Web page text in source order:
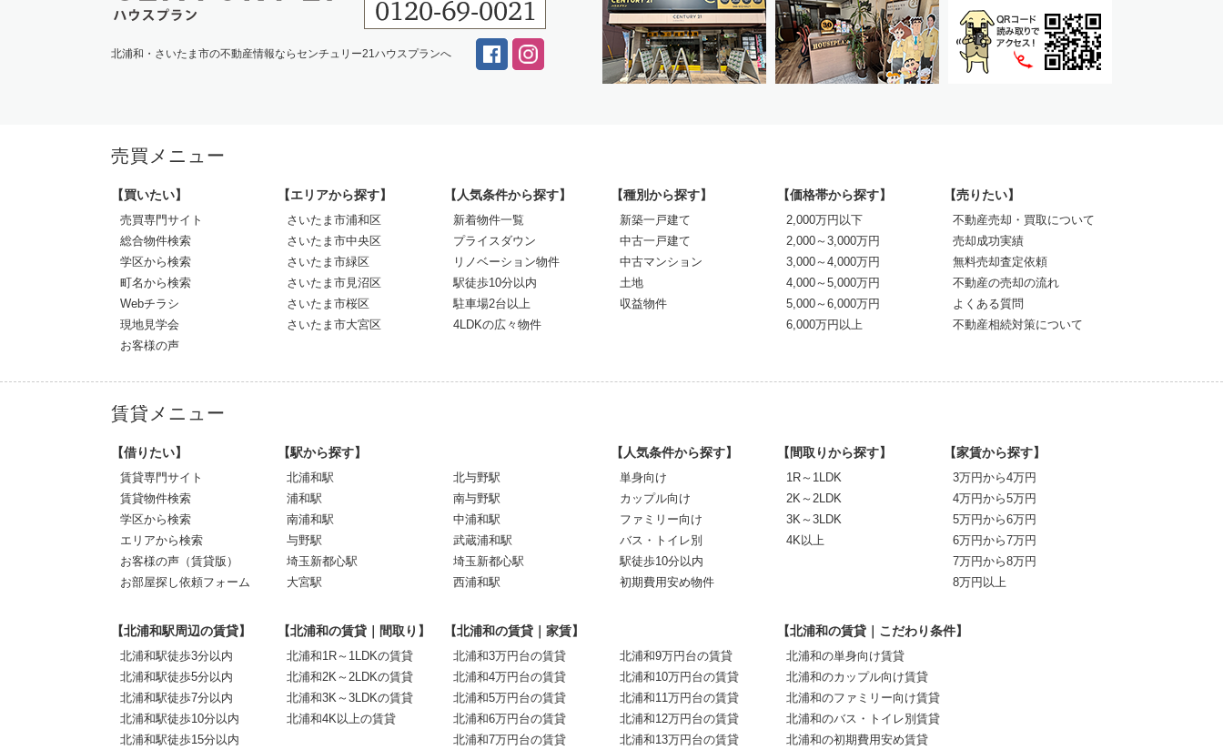
北浦和・さいたま市の不動産情報ならセンチュリー21ハウスプランへ
売買メニュー
【買いたい】
売買専門サイト
総合物件検索
学区から検索
町名から検索
Webチラシ
現地見学会
お客様の声
【エリアから探す】
さいたま市浦和区
さいたま市中央区
さいたま市緑区
さいたま市見沼区
さいたま市桜区
さいたま市大宮区
【人気条件から探す】
新着物件一覧
プライスダウン
リノベーション物件
駅徒歩10分以内
駐車場2台以上
4LDKの広々物件
【種別から探す】
新築一戸建て
中古一戸建て
中古マンション
土地
収益物件
【価格帯から探す】
2,000万円以下
2,000～3,000万円
3,000～4,000万円
4,000～5,000万円
5,000～6,000万円
6,000万円以上
【売りたい】
不動産売却・買取について
売却成功実績
無料売却査定依頼
不動産の売却の流れ
よくある質問
不動産相続対策について
賃貸メニュー
【借りたい】
賃貸専門サイト
賃貸物件検索
学区から検索
エリアから検索
お客様の声（賃貸版）
お部屋探し依頼フォーム
【駅から探す】
北浦和駅
浦和駅
南浦和駅
与野駅
埼玉新都心駅
大宮駅
北与野駅
南与野駅
中浦和駅
武蔵浦和駅
埼玉新都心駅
西浦和駅
【人気条件から探す】
単身向け
カップル向け
ファミリー向け
バス・トイレ別
駅徒歩10分以内
初期費用安め物件
【間取りから探す】
1R～1LDK
2K～2LDK
3K～3LDK
4K以上
【家賃から探す】
3万円から4万円
4万円から5万円
5万円から6万円
6万円から7万円
7万円から8万円
8万円以上
【北浦和駅周辺の賃貸】
北浦和駅徒歩3分以内
北浦和駅徒歩5分以内
北浦和駅徒歩7分以内
北浦和駅徒歩10分以内
北浦和駅徒歩15分以内
【北浦和の賃貸｜間取り】
北浦和1R～1LDKの賃貸
北浦和2K～2LDKの賃貸
北浦和3K～3LDKの賃貸
北浦和4K以上の賃貸
【北浦和の賃貸｜家賃】
北浦和3万円台の賃貸
北浦和4万円台の賃貸
北浦和5万円台の賃貸
北浦和6万円台の賃貸
北浦和7万円台の賃貸
北浦和9万円台の賃貸
北浦和10万円台の賃貸
北浦和11万円台の賃貸
北浦和12万円台の賃貸
北浦和13万円台の賃貸
【北浦和の賃貸｜こだわり条件】
北浦和の単身向け賃貸
北浦和のカップル向け賃貸
北浦和のファミリー向け賃貸
北浦和のバス・トイレ別賃貸
北浦和の初期費用安め賃貸